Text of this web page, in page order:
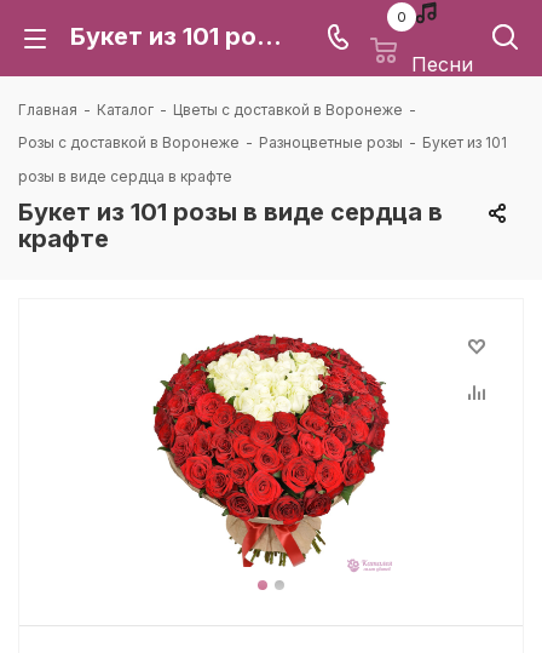
Букет из 101 розы в виде сердца в крафте: цена и доставка в Воронеже | Каталея
0
Песни
Главная - Каталог - Цветы с доставкой в Воронеже -
Розы с доставкой в Воронеже - Разноцветные розы - Букет из 101
розы в виде сердца в крафте
Букет из 101 розы в виде сердца в
крафте